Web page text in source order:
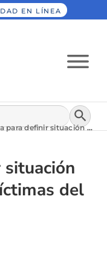
EN LÍNEA
Botón
situación militar de jóvenes víctimas del Guaviare
del